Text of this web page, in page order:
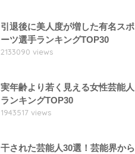
引退後に美人度が増した有名スポ
ーツ選手ランキングTOP30
2133090 views
実年齢より若く見える女性芸能人
ランキングTOP30
1943517 views
干された芸能人30選！芸能界から